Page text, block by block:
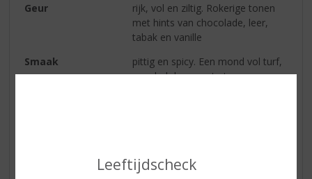
Leeftijdscheck
Geur
rijk, vol en ziltig. Rokerige tonen
met hints van chocolade, leer,
tabak en vanille
Smaak
pittig en spicy. Een mond vol turf,
gevolgd door zoete tonen van